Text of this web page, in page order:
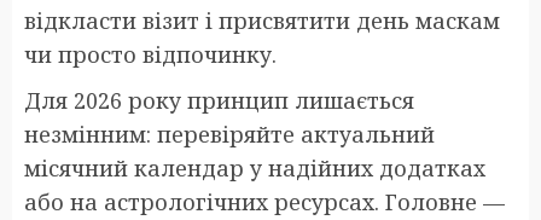
відкласти візит і присвятити день маскам
чи просто відпочинку.
Для 2026 року принцип лишається
незмінним: перевіряйте актуальний
місячний календар у надійних додатках
або на астрологічних ресурсах. Головне —